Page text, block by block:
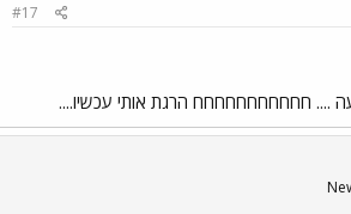
#17
.... חחחחחחחחחחח הרגת אותי עכשיו....